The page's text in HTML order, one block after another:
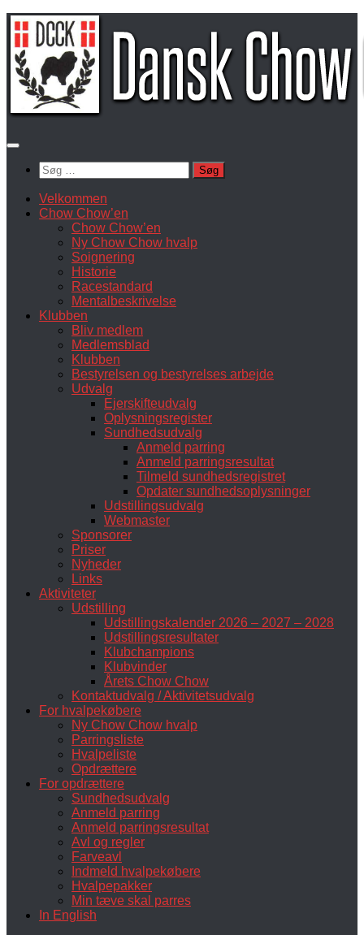
Skip
to
content
Søg
efter:
Velkommen
Chow Chow’en
Chow Chow’en
Ny Chow Chow hvalp
Soignering
Historie
Racestandard
Mentalbeskrivelse
Klubben
Bliv medlem
Medlemsblad
Klubben
Bestyrelsen og bestyrelses arbejde
Udvalg
Ejerskifteudvalg
Oplysningsregister
Sundhedsudvalg
Anmeld parring
Anmeld parringsresultat
Tilmeld sundhedsregistret
Opdater sundhedsoplysninger
Udstillingsudvalg
Webmaster
Sponsorer
Priser
Nyheder
Links
Aktiviteter
Udstilling
Udstillingskalender 2026 – 2027 – 2028
Udstillingsresultater
Klubchampions
Klubvinder
Årets Chow Chow
Kontaktudvalg / Aktivitetsudvalg
For hvalpekøbere
Ny Chow Chow hvalp
Parringsliste
Hvalpeliste
Opdrættere
For opdrættere
Sundhedsudvalg
Anmeld parring
Anmeld parringsresultat
Avl og regler
Farveavl
Indmeld hvalpekøbere
Hvalpepakker
Min tæve skal parres
In English